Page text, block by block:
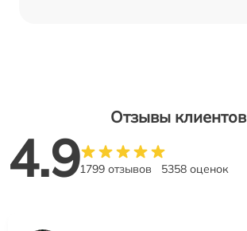
Отзывы клиентов
4.91799 отзывов 5358 оценок